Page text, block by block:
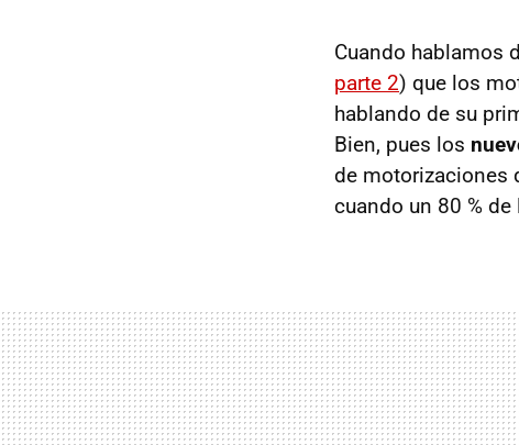
Cuando hablamos
parte 2) que los
hablando de su
Bien, pues los
de motorizaciones
cuando un 80 %